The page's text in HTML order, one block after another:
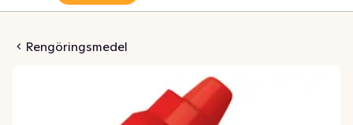
Rengöringsmedel
Eco Force Original